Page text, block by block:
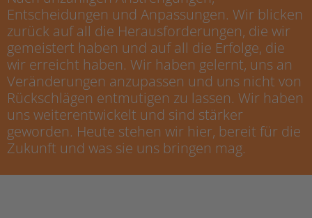
Entscheidungen und Anpassungen. Wir blicken
zurück auf all die Herausforderungen, die wir
gemeistert haben und auf all die Erfolge, die
wir erreicht haben. Wir haben gelernt, uns an
Veränderungen anzupassen und uns nicht von
Rückschlägen entmutigen zu lassen. Wir haben
uns weiterentwickelt und sind stärker
geworden. Heute stehen wir hier, bereit für die
Zukunft und was sie uns bringen mag.